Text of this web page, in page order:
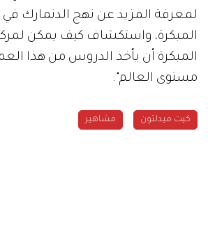
لمعرفة المزيد عن نهج الدنمارك في
المبكرة، واستكشاف كيف يمكن
المبكرة أن يأخذ الدروس من هذا
مستوى العالم".
كيت ميدلتون مشاهير